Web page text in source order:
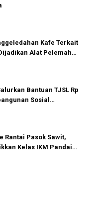
Kafe Terkait
Alat Pelemahan
Bantuan TJSL Rp
Sosial
Rantai Pasok Sawit,
Kelas IKM Pandai